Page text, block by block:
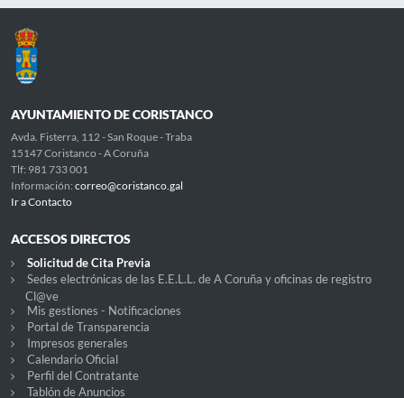
AYUNTAMIENTO DE CORISTANCO
Avda. Fisterra, 112 - San Roque - Traba
15147 Coristanco - A Coruña
Tlf: 981 733 001
Información: correo@coristanco.gal
Ir a Contacto
ACCESOS DIRECTOS
Solicitud de Cita Previa
Sedes electrónicas de las E.E.L.L. de A Coruña y oficinas de registro
Cl@ve
Mis gestiones - Notificaciones
Portal de Transparencia
Impresos generales
Calendario Oficial
Perfil del Contratante
Tablón de Anuncios